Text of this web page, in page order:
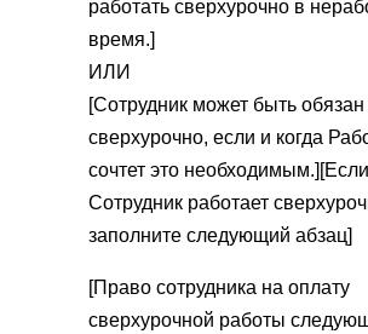
работать сверхурочно в
время.]
ИЛИ
[Сотрудник может быть обязан
сверхурочно, если и когда
сочтет это необходимым.][Если
Сотрудник работает
заполните следующий абзац]
[Право сотрудника на оплату
сверхурочной работы